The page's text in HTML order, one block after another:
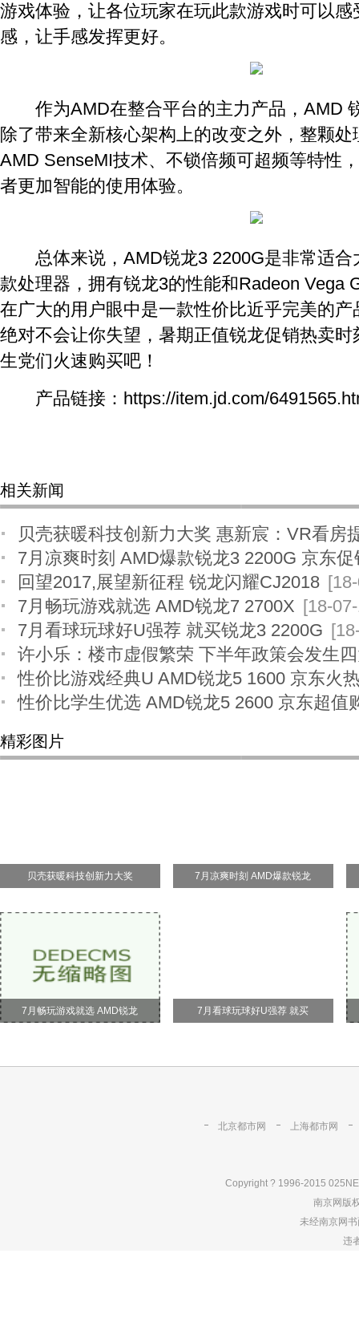
游戏体验，让各位玩家在玩此款游戏时可以
感，让手感发挥更好。
作为AMD在整合平台的主力产品，AMD
除了带来全新核心架构上的改变之外，整颗
AMD SenseMI技术、不锁倍频可超频等特性
者更加智能的使用体验。
总体来说，AMD锐龙3 2200G是非常适合
款处理器，拥有锐龙3的性能和Radeon Vega
在广大的用户眼中是一款性价比近乎完美的
绝对不会让你失望，暑期正值锐龙促销热卖
生党们火速购买吧！
产品链接：https://item.jd.com/
相关新闻
贝壳获暖科技创新力大奖 惠新宸：VR看房
倍 [18-07-24]
7月凉爽时刻 AMD爆款锐龙3 2200G 京东促
回望2017,展望新征程 锐龙闪耀CJ2018
7月畅玩游戏就选 AMD锐龙7 2700X [18-
7月看球玩球好U强荐 就买锐龙3 2200G
许小乐：楼市虚假繁荣 下半年政策会发生
性价比游戏经典U AMD锐龙5 1600 京东火
性价比学生优选 AMD锐龙5 2600 京东超值
精彩图片
贝壳获暖科技创新力大奖 7月凉爽时刻 AMD爆款锐龙
7月畅玩游戏就选 AMD锐龙 7月看球玩球好U强荐 就买
北京都市网 上海都市网
Copyright ? 1996-2015
南京网版
未经南京网
违